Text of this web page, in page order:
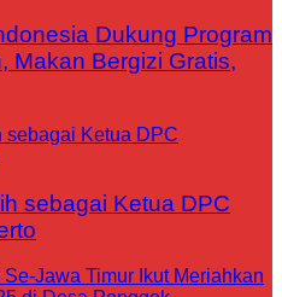
Dukung Program
Makan Bergizi Gratis,
sebagai Ketua DPC